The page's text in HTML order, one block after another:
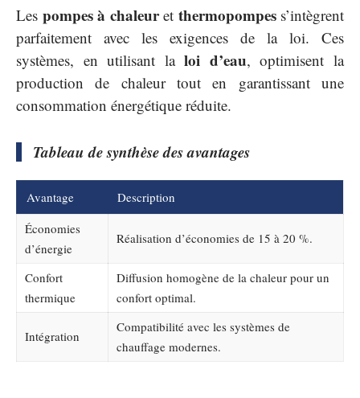
Les pompes à chaleuret thermopompess’intègrent
parfaitement avec les exigences de la loi. Ces
systèmes, en utilisant laloi d’eau, optimisent la
production de chaleur tout en garantissant une
consommation énergétique réduite.
Tableau de synthèse des avantages
Avantage
Description
Économies
d’énergie
Réalisation d’économies de 15 à 20 %.
Confort
thermique
Diffusion homogène de la chaleur pour un
confort optimal.
Intégration
Compatibilité avec les systèmes de
chauffage modernes.